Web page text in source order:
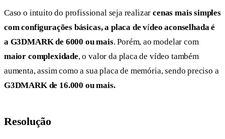
Caso o intuito do profissional seja realizarcenas mais simples
com configurações básicas, a placa de vídeo aconselhada é
a G3DMARK de 6000 ou mais. Porém, ao modelar com
maior complexidade, o valor da placa de vídeo também
aumenta, assim como a sua placa de memória, sendo preciso a
G3DMARK de 16.000 ou mais.
Resolução